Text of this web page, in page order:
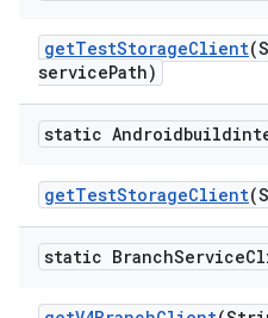
getTestStorageClient
servicePath)
static
getTestStorageClient
static BranchService